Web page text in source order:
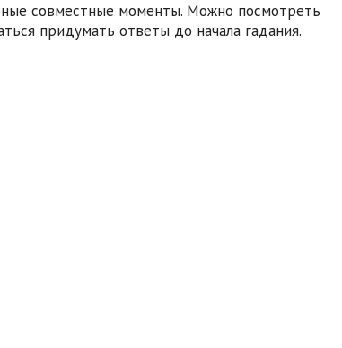
совместные моменты. Можно посмотреть
придумать ответы до начала гадания.